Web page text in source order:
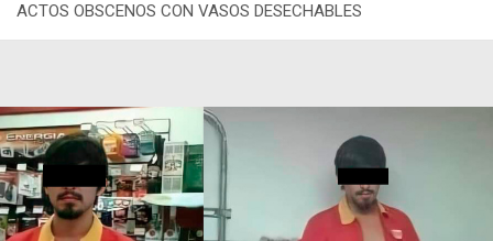
ACTOS OBSCENOS CON VASOS DESECHABLES